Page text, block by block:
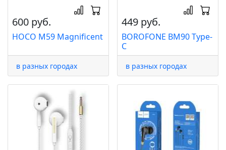
600 руб.
HOCO M59 Magnificent
в разных городах
449 руб.
BOROFONE BM90 Type-
C
в разных городах